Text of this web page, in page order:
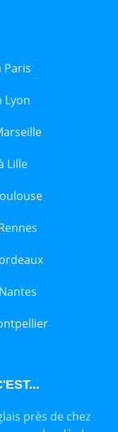
Paris
Lyon
Lille
près de chez